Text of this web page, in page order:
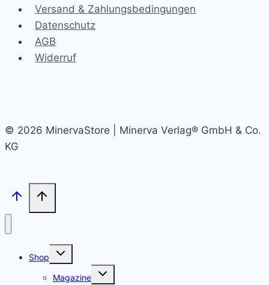
Versand & Zahlungsbedingungen
Datenschutz
AGB
Widerruf
© 2026 MinervaStore | Minerva Verlag® GmbH & Co.
KG
Shop
Untermenü
Magazine
Untermenü